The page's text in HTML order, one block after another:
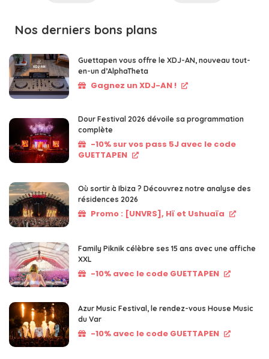
Nos derniers bons plans
Guettapen vous offre le XDJ-AN, nouveau tout-
en-un d’AlphaTheta
Gagnez un XDJ-AN !
Dour Festival 2026 dévoile sa programmation
complète
-10% sur vos pass 5J avec le code
GUETTAPEN
Où sortir à Ibiza ? Découvrez notre analyse des
résidences 2026
Promo : [UNVRS], Hï et Ushuaïa
Family Piknik célèbre ses 15 ans avec une affiche
XXL
-10% avec le code GUETTAPEN
Azur Music Festival, le rendez-vous House Music
du Var
-10% avec le code GUETTAPEN